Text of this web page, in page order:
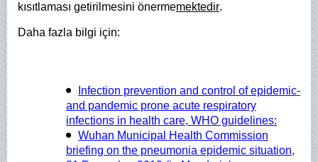
kısıtlaması getirilmesini önermemektedir.
Daha fazla bilgi için:
Infection prevention and control of epidemic-
and pandemic prone acute respiratory
infections in health care, WHO guidelines:
Wuhan Municipal Health Commission
briefing on the pneumonia epidemic situation,